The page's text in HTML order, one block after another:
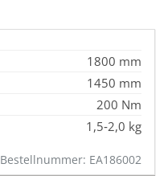
1800 mm
1450 mm
200 Nm
1,5‑2,0 kg
Bestellnummer: EA186002